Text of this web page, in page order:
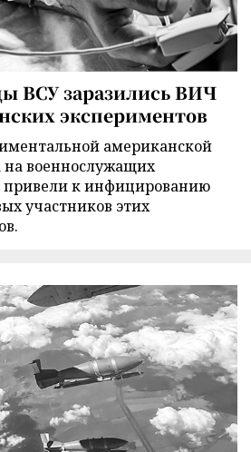
ВСУ заразились ВИЧ
экспериментов
американской
военнослужащих
к инфицированию
участников этих